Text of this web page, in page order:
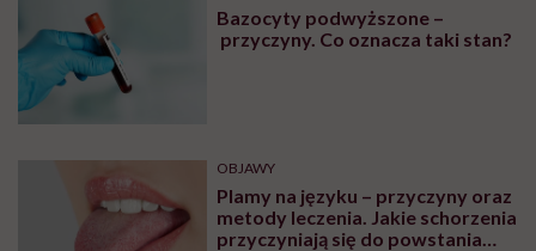
Bazocyty podwyższone –
przyczyny. Co oznacza taki stan?
OBJAWY
Plamy na języku – przyczyny oraz
metody leczenia. Jakie schorzenia
przyczyniają się do powstania